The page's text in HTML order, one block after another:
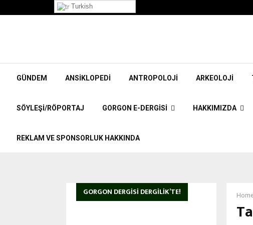
”Korpiklaani” Röportajı
GÜNDEM ANSIKLOPEDI ANTROPOLOJI ARKEOLOJI
SÖYLEŞI/RÖPORTAJ GORGON E-DERGISI HAKKIMIZDA
REKLAM VE SPONSORLUK HAKKINDA
GORGON DERGISI DERGILIK’TE!
Turkish